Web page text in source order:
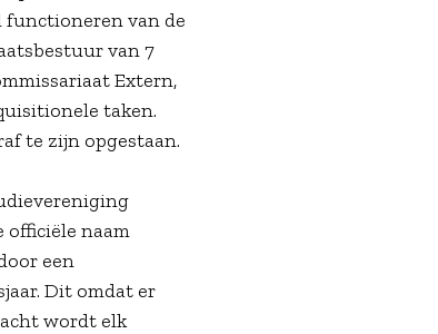
functioneren van de
van 7
Extern,
taken.
te zijn opgestaan.
officiële naam
een
Dit omdat er
wordt elk